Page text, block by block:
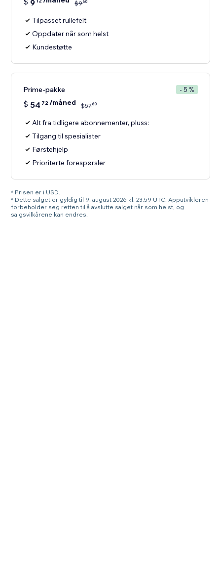
9 $960
Tilpasset rullefelt
Oppdater når som helst
Kundestøtte
Prime-pakke - 5 %
$ 54 72/måned $5760
Alt fra tidligere abonnementer, pluss:
Tilgang til spesialister
Førstehjelp
Prioriterte forespørsler
* Prisen er i USD.
* Dette salget er gyldig til 9. august 2026 kl. 23:59 UTC. Apputvikleren
forbeholder seg retten til å avslutte salget når som helst, og
salgsvilkårene kan endres.